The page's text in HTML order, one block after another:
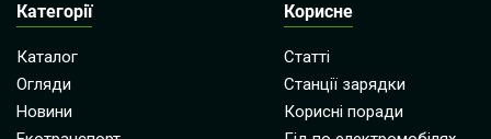
Категорії
Каталог
Огляди
Новини
Корисне
Статті
Станції зарядки
Корисні поради